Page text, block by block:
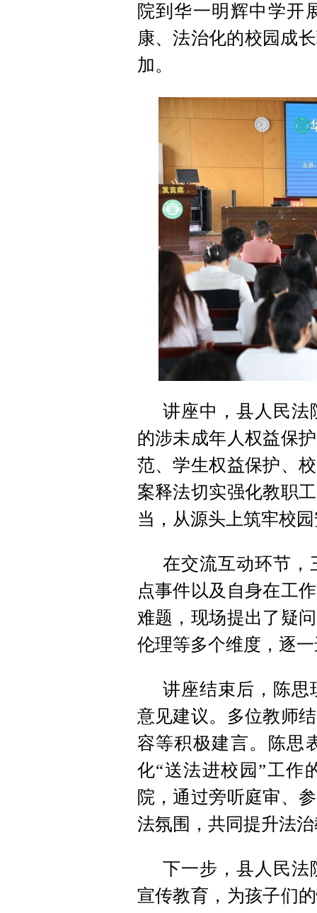
院到华一明辉中学开
康、法治化的校园成
加。
讲座中，县人民法
的涉未成年人权益保
范、学生权益保护、
案释法切实强化教职
当，从源头上筑牢校
在交流互动环节，
点事件以及自身在工
难题，现场提出了疑
伦理等多个维度，逐
讲座结束后，陈思
意见建议。多位教师
容等积极建言。陈思
化“送法进校园”工作
院，通过旁听庭审、
法氛围，共同提升法
下一步，县人民法
宣传教育，为孩子们